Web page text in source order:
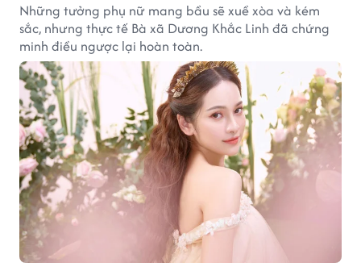
Những tưởng phụ nữ mang bầu sẽ xuề xòa và kém
sắc, nhưng thực tế Bà xã Dương Khắc Linh đã chứng
minh điều ngược lại hoàn toàn.